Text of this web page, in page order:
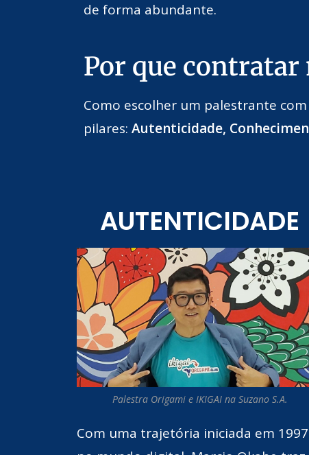
de forma abundante.
Por que contratar
Como escolher um palestrante
pilares: Autenticidade,
AUTENTICIDADE
Palestra Origami e IKIGAI na Suzano S.A.
Com uma trajetória iniciada em 1997